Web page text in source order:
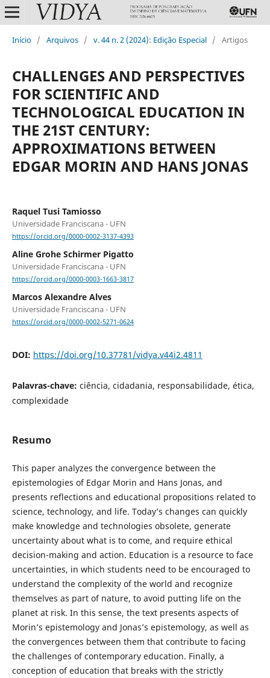
Início / Arquivos / v. 44 n. 2 (2024): Edição Especial / Artigos
CHALLENGES AND PERSPECTIVES
FOR SCIENTIFIC AND
TECHNOLOGICAL EDUCATION IN
THE 21ST CENTURY:
APPROXIMATIONS BETWEEN
EDGAR MORIN AND HANS JONAS
Raquel Tusi Tamiosso
Universidade Franciscana - UFN
https://orcid.org/0000-0002-3137-4393
Aline Grohe Schirmer Pigatto
Universidade Franciscana - UFN
https://orcid.org/0000-0003-1663-3817
Marcos Alexandre Alves
Universidade Franciscana - UFN
https://orcid.org/0000-0002-5271-0624
DOI: https://doi.org/10.37781/vidya.v44i2.4811
Palavras-chave: ciência, cidadania, responsabilidade, ética,
complexidade
Resumo
This paper analyzes the convergence between the
epistemologies of Edgar Morin and Hans Jonas, and
presents reflections and educational propositions related to
science, technology, and life. Today’s changes can quickly
make knowledge and technologies obsolete, generate
uncertainty about what is to come, and require ethical
decision-making and action. Education is a resource to face
uncertainties, in which students need to be encouraged to
understand the complexity of the world and recognize
themselves as part of nature, to avoid putting life on the
planet at risk. In this sense, the text presents aspects of
Morin’s epistemology and Jonas’s epistemology, as well as
the convergences between them that contribute to facing
the challenges of contemporary education. Finally, a
conception of education that breaks with the strictly